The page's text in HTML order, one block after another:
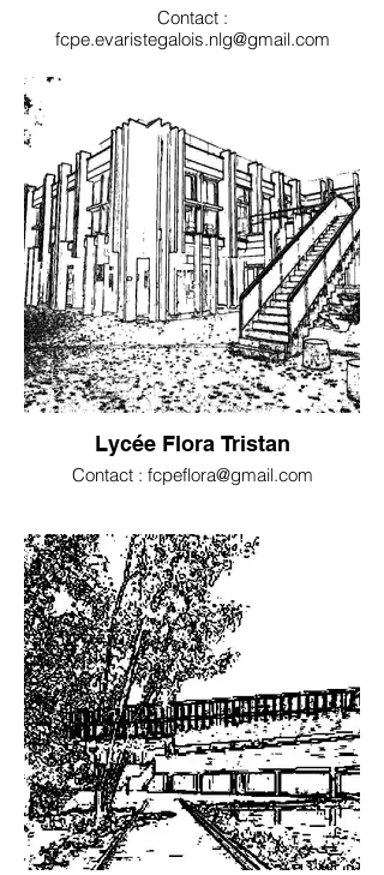
Contact :
fcpe.evaristegalois.nlg@gmail.com
Lycée Flora Tristan
Contact : fcpeflora@gmail.com